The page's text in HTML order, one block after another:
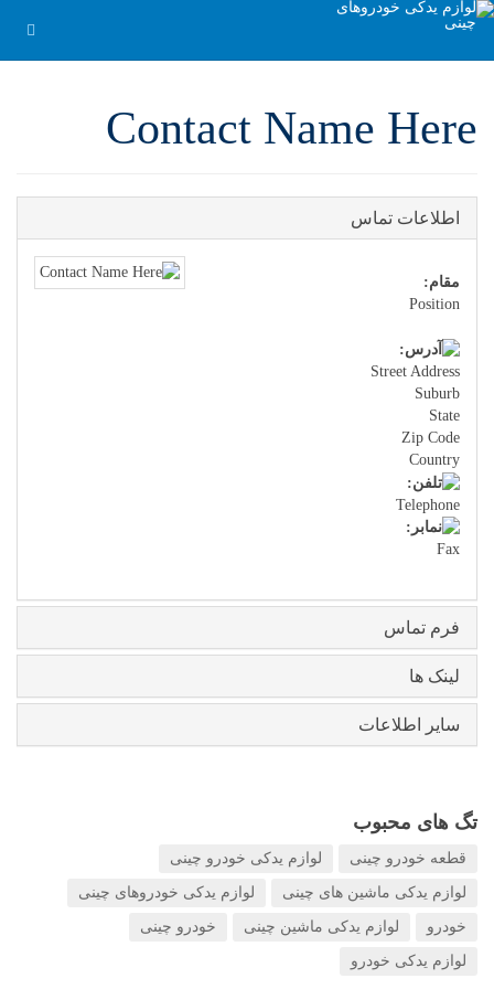
Contact Name Here
اطلاعات تماس
مقام:
Position
Street Address
Suburb
State
Zip Code
Country
Telephone
Fax
فرم تماس
لینک ها
سایر اطلاعات
تگ های محبوب
قطعه خودرو چینی لوازم یدکی خودرو چینی
لوازم یدکی ماشین های چینی لوازم یدکی خودروهای چینی
خودرو لوازم یدکی ماشین چینی خودرو چینی
لوازم یدکی خودرو